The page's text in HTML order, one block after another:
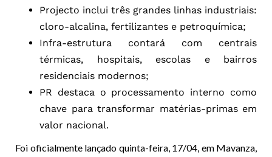
Projecto inclui três grandes linhas industriais:
cloro-alcalina, fertilizantes e petroquímica;
Infra-estrutura contará com centrais
térmicas, hospitais, escolas e bairros
residenciais modernos;
PR destaca o processamento interno como
chave para transformar matérias-primas em
valor nacional.
Foi oficialmente lançado quinta-feira, 17/04, em Mavanza,